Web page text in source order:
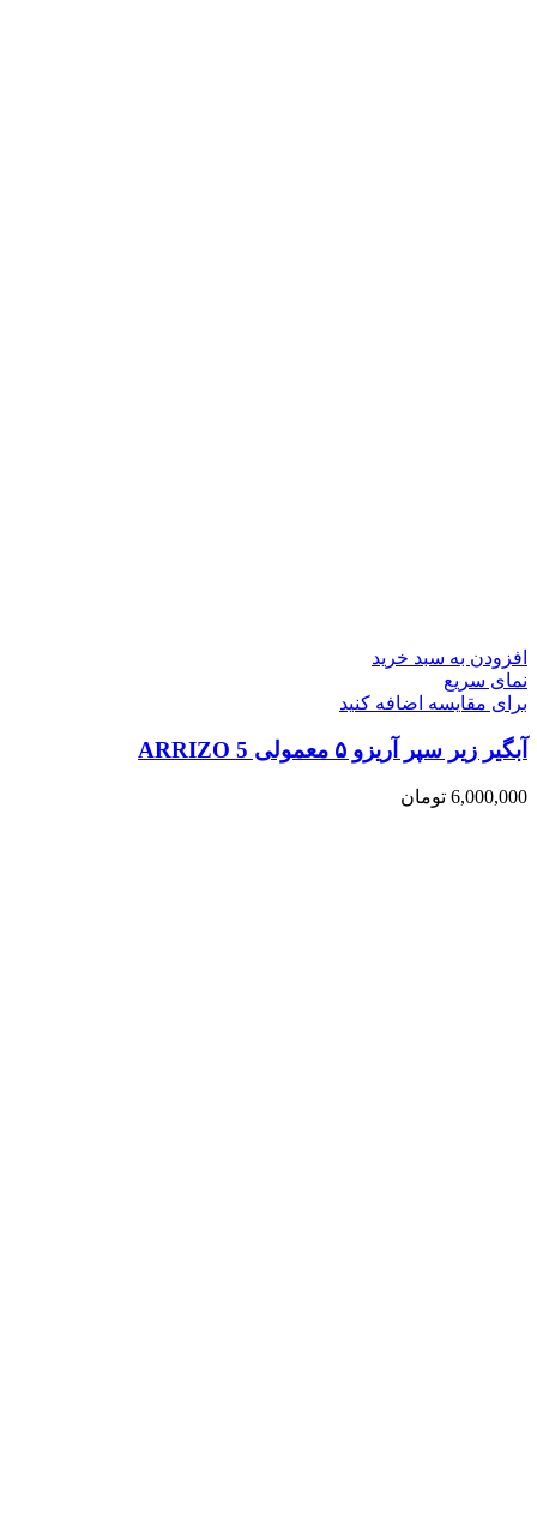
افزودن به سبد خرید
نمای سریع
برای مقایسه اضافه کنید
آبگیر زیر سپر آریزو ۵ معمولی ARRIZO 5
6,000,000 تومان